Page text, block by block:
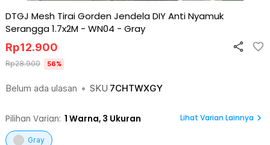
DTGJ Mesh Tirai Gorden Jendela DIY Anti Nyamuk
Serangga 1.7x2M - WN04 - Gray
Belum ada ulasan • SKU 7CHTWXGY
Rp12.900
Rp28.900 56%
Pilihan Varian: 1 Warna, 3 Ukuran Lihat Varian Lainnya
Gray